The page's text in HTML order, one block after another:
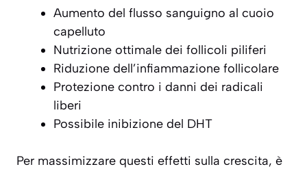
Aumento del flusso sanguigno al cuoio
capelluto
Nutrizione ottimale dei follicoli piliferi
Riduzione dell’infiammazione follicolare
Protezione contro i danni dei radicali
liberi
Possibile inibizione del DHT
Per massimizzare questi effetti sulla crescita, è